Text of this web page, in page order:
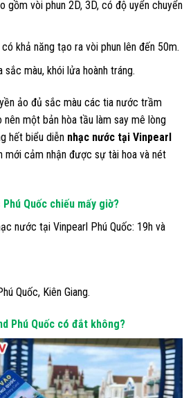
gồm vòi phun 2D, 3D, có độ uyển chuyển
khả năng tạo ra vòi phun lên đến 50m.
sắc màu, khói lửa hoành tráng.
ảo đủ sắc màu các tia nước trầm
một bản hòa tầu làm say mê lòng
hết biểu diễn nhạc nước tại Vinpearl
mới cảm nhận được sự tài hoa và nét
Quốc chiếu mấy giờ?
nước tại Vinpearl Phú Quốc: 19h và
Quốc, Kiên Giang.
Phú Quốc có đắt không?